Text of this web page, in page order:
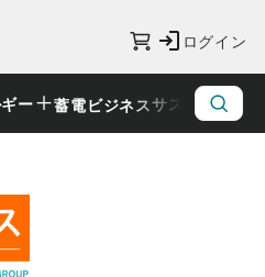
ログイン
ー 蓄電ビジネスサステナビリ